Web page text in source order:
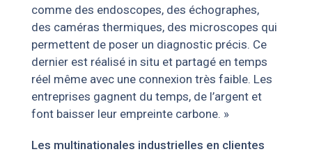
comme des endoscopes, des échographes,
des caméras thermiques, des microscopes qui
permettent de poser un diagnostic précis. Ce
dernier est réalisé in situ et partagé en temps
réel même avec une connexion très faible. Les
entreprises gagnent du temps, de l’argent et
font baisser leur empreinte carbone. »
Les multinationales industrielles en clientes